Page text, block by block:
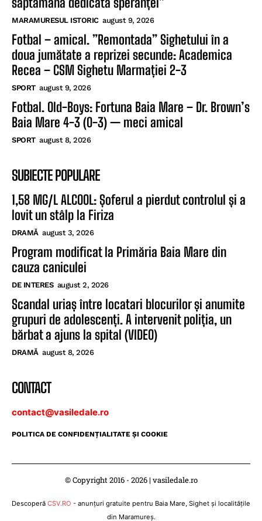
MARAMURESUL ISTORIC august 9, 2026
Fotbal – amical. ”Remontada” Sighetului în a
doua jumătate a reprizei secunde: Academica
Recea – CSM Sighetu Marmației 2-3
SPORT august 9, 2026
Fotbal. Old-Boys: Fortuna Baia Mare – Dr. Brown’s
Baia Mare 4-3 (0-3) — meci amical
SPORT august 8, 2026
SUBIECTE POPULARE
1,58 MG/L ALCOOL: Șoferul a pierdut controlul și a
lovit un stâlp la Firiza
DRAMĂ august 3, 2026
Program modificat la Primăria Baia Mare din
cauza caniculei
DE INTERES august 2, 2026
Scandal uriaș între locatari blocurilor și anumite
grupuri de adolescenți. A intervenit poliția, un
bărbat a ajuns la spital (VIDEO)
DRAMĂ august 8, 2026
CONTACT
contact@vasiledale.ro
POLITICA DE CONFIDENŢIALITATE ŞI COOKIE
© Copyright 2016 - 2026 | vasiledale.ro
Descoperă CSV.RO - anunțuri gratuite pentru Baia Mare, Sighet și localitățile
din Maramureș.